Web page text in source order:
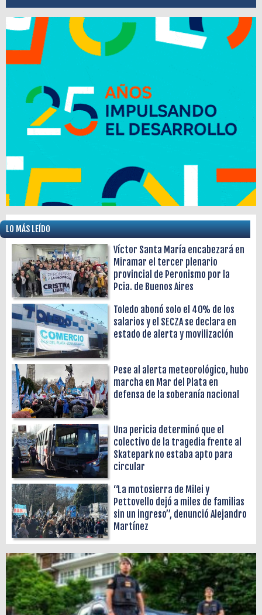
LO MÁS LEÍDO
Víctor Santa María encabezará en
Miramar el tercer plenario
provincial de Peronismo por la
Pcia. de Buenos Aires
Toledo abonó solo el 40% de los
salarios y el SECZA se declara en
estado de alerta y movilización
Pese al alerta meteorológico, hubo
marcha en Mar del Plata en
defensa de la soberanía nacional
Una pericia determinó que el
colectivo de la tragedia frente al
Skatepark no estaba apto para
circular
“La motosierra de Milei y
Pettovello dejó a miles de familias
sin un ingreso”, denunció Alejandro
Martínez